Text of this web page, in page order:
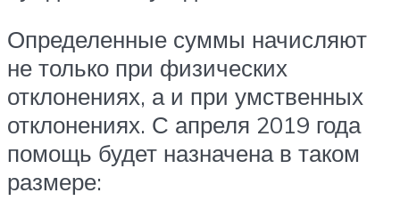
Определенные суммы начисляют
не только при физических
отклонениях, а и при умственных
отклонениях. С апреля 2019 года
помощь будет назначена в таком
размере: